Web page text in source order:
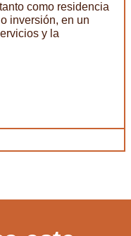
como residencia
inversión, en un
y la